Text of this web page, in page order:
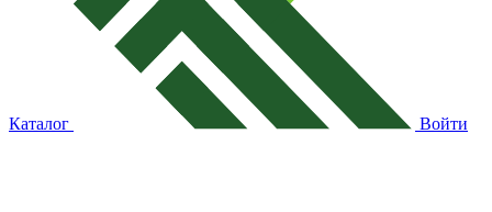
Каталог Войти